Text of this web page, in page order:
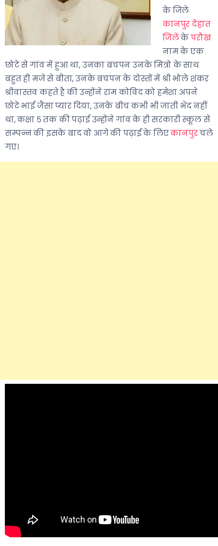
के जिले
कानपुर देहात
जिलेकेपरौख
नाम के एक
छोटे से गांव में हुआ था, उनका बचपन उनके मित्रो के साथ
बहुत ही मजे से बीता, उनके बचपन के दोस्तों में श्री भोले शंकर
श्रीवास्तव कहते है की उन्होंने राम कोविद को हमेशा अपने
छोटे भाई जैसा प्यार दिया, उनके बीच कभी भी जाती भेद नहीं
था, कक्षा ५ तक की पढ़ाई उन्होंने गांव के ही सरकारी स्कूल से
सम्पन्न की इसके बाद वो आगे की पढ़ाई के लिएकानपुरचले
गए।